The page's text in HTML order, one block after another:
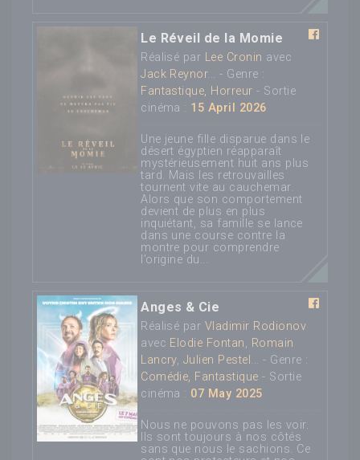
Le Réveil de la Momie
Réalisé par Lee Cronin avec
Jack Reynor... - Genre :
Fantastique, Horreur - Sortie
cinéma : 15 April 2026
Une jeune fille disparue dans le
désert égyptien réapparaît
mystérieusement huit ans plus
tard. Mais les retrouvailles
tournent vite au cauchemar.
Alors que son comportement
devient de plus en plus
inquiétant, sa famille se lance
dans une course contre la
montre pour comprendre
l’origine du...
Anges & Cie
Réalisé par Vladimir Rodionov
avec Elodie Fontan, Romain
Lancry, Julien Pestel ... - Genre :
Comédie, Fantastique - Sortie
cinéma : 07 May 2025
Nous ne pouvons pas les voir.
Ils sont toujours à nos côtés
sans que nous le sachions. Ce